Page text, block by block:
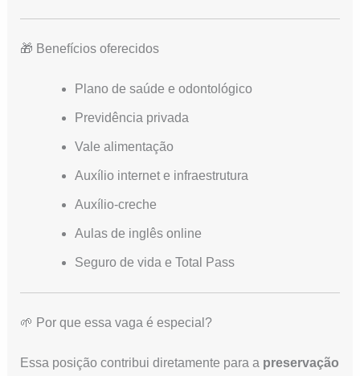
🎁 Benefícios oferecidos
Plano de saúde e odontológico
Previdência privada
Vale alimentação
Auxílio internet e infraestrutura
Auxílio-creche
Aulas de inglês online
Seguro de vida e Total Pass
🌱 Por que essa vaga é especial?
Essa posição contribui diretamente para a preservação